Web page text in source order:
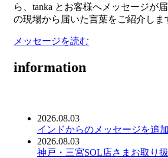
ら、tanka とお客様へメッセージが
の現場から届いた言葉をご紹介しま
メッセージを読む
information
2026.08.03
インドからのメッセージを追
2026.08.03
神戸・三宮SOL店さまお取り